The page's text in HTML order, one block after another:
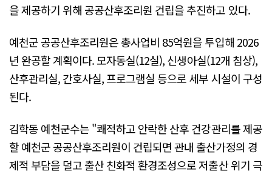
을 제공하기 위해 공공산후조리원 건립을 추진하고 있다.
예천군 공공산후조리원은 총사업비 85억원을 투입해 2026
년 완공할 계획이다. 모자동실(12실), 신생아실(12개 침상),
산후관리실, 간호사실, 프로그램실 등으로 세부 시설이 구성
된다.
김학동 예천군수는 "쾌적하고 안락한 산후 건강관리를 제공
할 예천군 공공산후조리원이 건립되면 관내 출산가정의 경
제적 부담을 덜고 출산 친화적 환경조성으로 저출산 위기 극